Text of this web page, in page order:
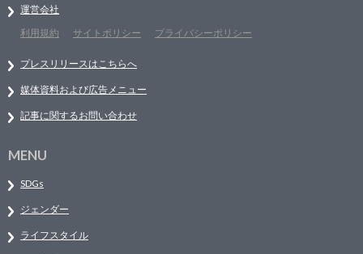
運営会社
利用規約
サイトポリシー プライバシーポリシー
プレスリリースはこちらへ
媒体資料および広告メニュー
記事に関するお問い合わせ
MENU
SDGs
ジェンダー
ライフスタイル